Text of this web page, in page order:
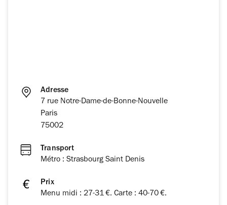
Adresse
7 rue Notre-Dame-de-Bonne-Nouvelle
Paris
75002
Transport
Métro : Strasbourg Saint Denis
Prix
Menu midi : 27-31 €. Carte : 40-70 €.